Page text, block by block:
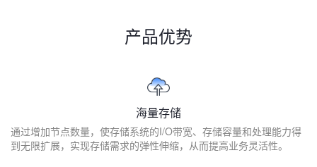
产品优势
海量存储
通过增加节点数量，使存储系统的I/O带宽、存储容量和处理能力得
到无限扩展，实现存储需求的弹性伸缩，从而提高业务灵活性。